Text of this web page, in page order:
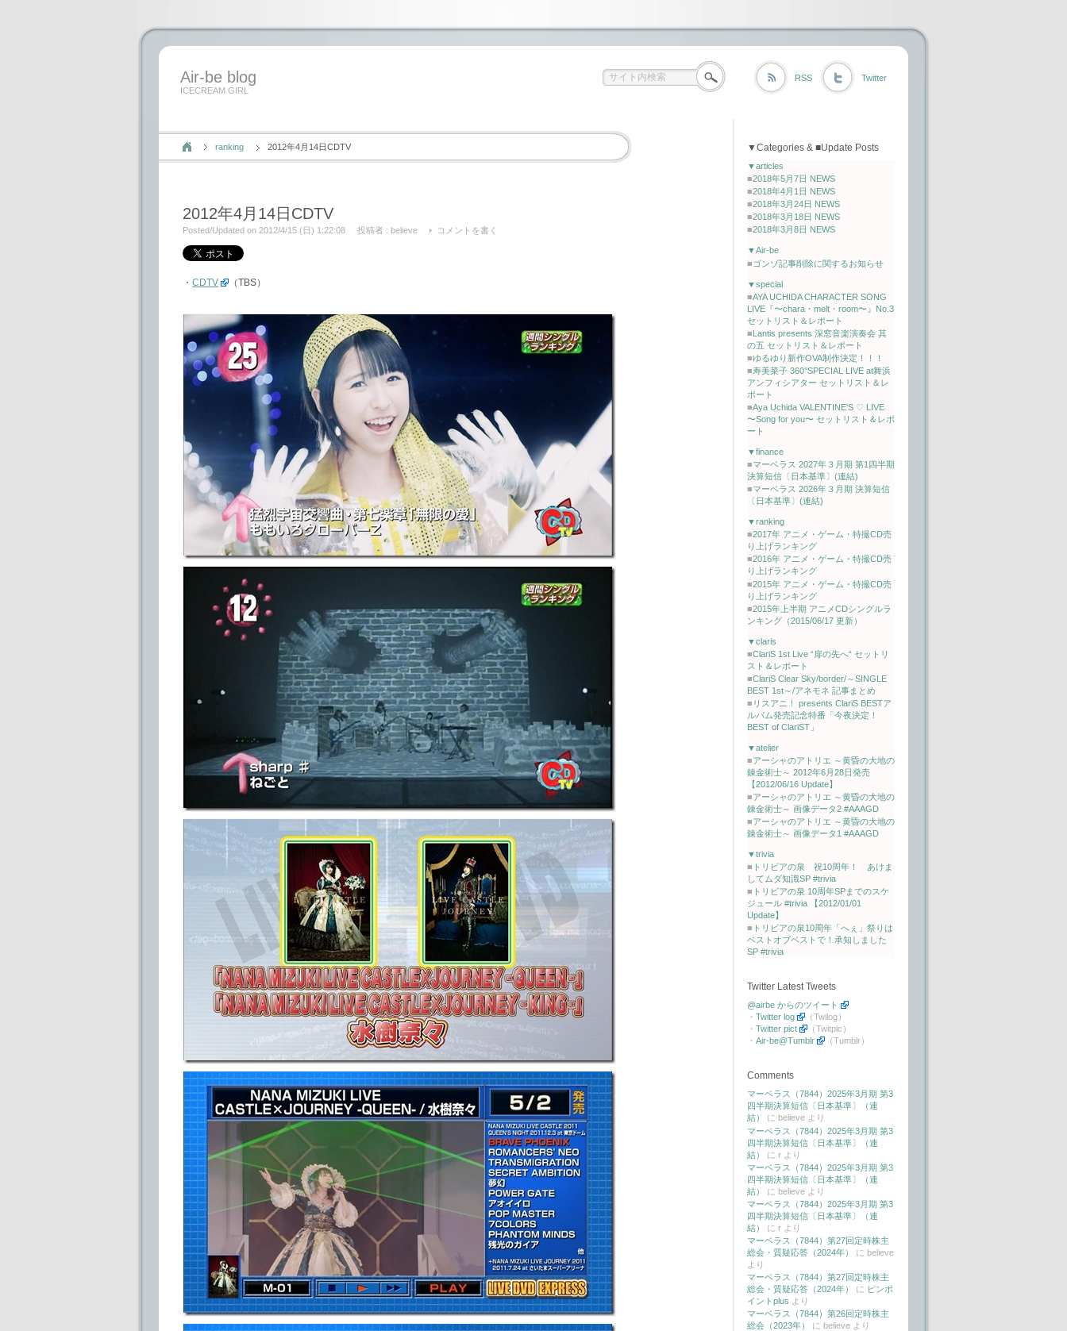
Air-be blog
ICECREAM GIRL
RSS Twitter
ranking 2012年4月14日CDTV
2012年4月14日CDTV
Posted/Updated on 2012/4/15 (日) 1:22:08 投稿者 : believe コメントを書く
・ CDTV （TBS）
▼Categories & ■Update Posts
▼articles
■2018年5月7日 NEWS
■2018年4月1日 NEWS
■2018年3月24日 NEWS
■2018年3月18日 NEWS
■2018年3月8日 NEWS
▼Air-be
■ゴンゾ記事削除に関するお知らせ
▼special
■AYA UCHIDA CHARACTER SONG
LIVE『〜chara・melt・room〜』No.3
セットリスト＆レポート
■Lantis presents 深窓音楽演奏会 其
の五 セットリスト＆レポート
■ゆるゆり新作OVA制作決定！！！
■寿美菜子 360°SPECIAL LIVE at舞浜
アンフィシアター セットリスト＆レ
ポート
■Aya Uchida VALENTINE'S ♡ LIVE
〜Song for you〜 セットリスト＆レポ
ート
▼finance
■マーベラス 2027年３月期 第1四半期
決算短信〔日本基準〕(連結)
■マーベラス 2026年３月期 決算短信
〔日本基準〕(連結)
▼ranking
■2017年 アニメ・ゲーム・特撮CD売
り上げランキング
■2016年 アニメ・ゲーム・特撮CD売
り上げランキング
■2015年 アニメ・ゲーム・特撮CD売
り上げランキング
■2015年上半期 アニメCDシングルラ
ンキング（2015/06/17 更新）
▼claris
■ClariS 1st Live “扉の先へ“ セットリ
スト＆レポート
■ClariS Clear Sky/border/～SINGLE
BEST 1st～/アネモネ 記事まとめ
■ リスアニ！ presents ClariS BESTア
ルバム発売記念特番「今夜決定！
BEST of ClariST」
▼atelier
■アーシャのアトリエ ～黄昏の大地の
錬金術士～ 2012年6月28日発売
【2012/06/16 Update】
■アーシャのアトリエ ～黄昏の大地の
錬金術士～ 画像データ2 #AAAGD
■アーシャのアトリエ ～黄昏の大地の
錬金術士～ 画像データ1 #AAAGD
▼trivia
■ トリビアの泉 祝10周年！ あけま
してムダ知識SP #trivia
■ トリビアの泉 10周年SPまでのスケ
ジュール #trivia 【2012/01/01
Update】
■ トリビアの泉10周年「へぇ」祭りは
ベストオブベストで！承知しました
SP #trivia
Twitter Latest Tweets
@airbe からのツイート
・ Twitter log
（Twilog）
・ Twitter pict
（Twitpic）
・ Air-be@Tumblr （Tumblr）
Comments
マーベラス（7844）2025年3月期 第3
四半期決算短信〔日本基準〕（連
結）
に believe より
マーベラス（7844）2025年3月期 第3
四半期決算短信〔日本基準〕（連
結）
に r より
マーベラス（7844）2025年3月期 第3
四半期決算短信〔日本基準〕（連
結）
に believe より
マーベラス（7844）2025年3月期 第3
四半期決算短信〔日本基準〕（連
結）
に r より
マーベラス（7844）第27回定時株主
総会・質疑応答（2024年）
に believe
より
マーベラス（7844）第27回定時株主
総会・質疑応答（2024年）
に ピンポ
イントplus より
マーベラス（7844）第26回定時株主
総会（2023年）
に believe より